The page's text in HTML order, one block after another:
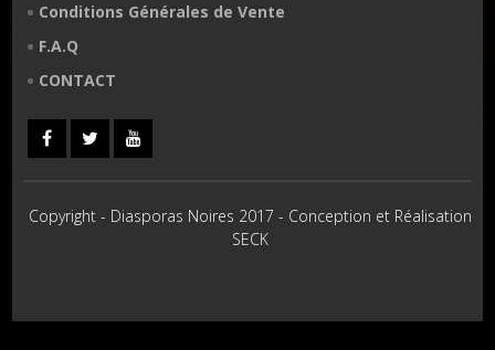
Conditions Générales de Vente
F.A.Q
CONTACT
Copyright - Diasporas Noires 2017 - Conception et Réalisation
SECK